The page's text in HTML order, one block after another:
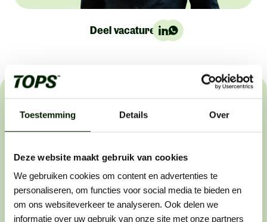
Toestemming Details Over
Deze website maakt gebruik van cookies
We gebruiken cookies om content en advertenties te
personaliseren, om functies voor social media te bieden en
om ons websiteverkeer te analyseren. Ook delen we
informatie over uw gebruik van onze site met onze partners
Deel vacature:
Het sollicitatieproces
Wij helpen buitenwerkers om de beste in hun vakgebied
Stap 1: solliciteren
Zie je een vacature die perfect bij je past? Laat